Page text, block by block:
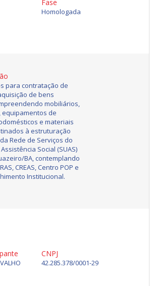
Fase
Homologada
para contratação de
de bens
mobiliários,
de
e materiais
à estruturação
Rede de Serviços do
Social (SUAS)
BA, contemplando
CREAS, Centro POP e
Institucional.
CNPJ
42.285.378/0001-29